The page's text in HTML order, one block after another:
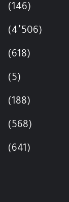
(146)
(4٬506)
(618)
(5)
(188)
(568)
(641)